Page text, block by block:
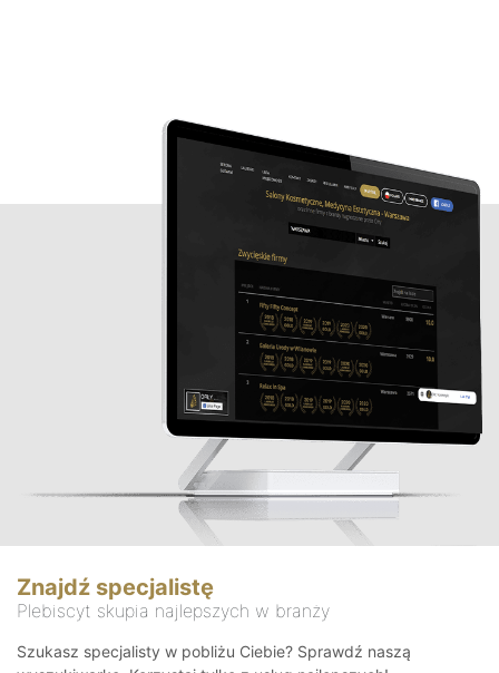
Znajdź specjalistę
Plebiscyt skupia najlepszych w branży
Szukasz specjalisty w pobliżu Ciebie? Sprawdź naszą